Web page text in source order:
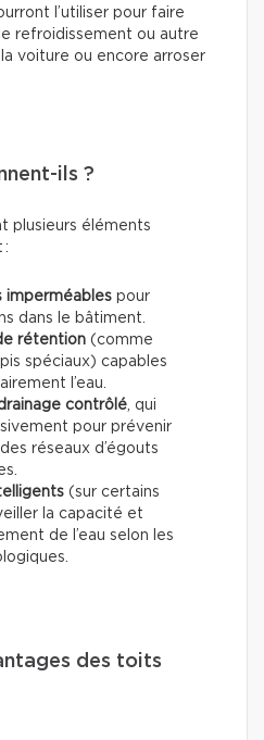
l’utiliser pour faire
refroidissement ou autre
voiture ou encore arroser
ils ?
plusieurs éléments
:
imperméables pour
dans le bâtiment.
rétention (comme
spéciaux) capables
l’eau.
contrôlé , qui
pour prévenir
réseaux d’égouts
(sur certains
la capacité et
de l’eau selon les
des toits